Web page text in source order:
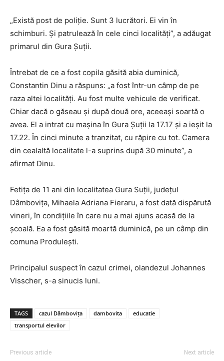
„Există post de poliție. Sunt 3 lucrători. Ei vin în
schimburi. Și patrulează în cele cinci localități”, a adăugat
primarul din Gura Șuții.
Întrebat de ce a fost copila găsită abia duminică,
Constantin Dinu a răspuns: „a fost într-un câmp de pe
raza altei localități. Au fost multe vehicule de verificat.
Chiar dacă o găseau și după două ore, aceeași soartă o
avea. El a intrat cu mașina în Gura Șuții la 17.17 și a ieșit la
17.22. În cinci minute a tranzitat, cu răpire cu tot. Camera
din cealaltă localitate l-a suprins după 30 minute”, a
afirmat Dinu.
Fetița de 11 ani din localitatea Gura Suții, județul
Dâmbovița, Mihaela Adriana Fieraru, a fost dată dispărută
vineri, în condițiile în care nu a mai ajuns acasă de la
școală. Ea a fost găsită moartă duminică, pe un câmp din
comuna Produlești.
Principalul suspect în cazul crimei, olandezul Johannes
Visscher, s-a sinucis luni.
TAGS cazul Dâmbovița dambovita
educatie
transportul elevilor
Previous article Next article